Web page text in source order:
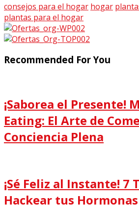
consejos para el hogar hogar
plantas para el hogar
Recommended For You
¡Saborea el Presente!
Eating: El Arte de
Conciencia Plena
¡Sé Feliz al Instante! 7
Hackear tus